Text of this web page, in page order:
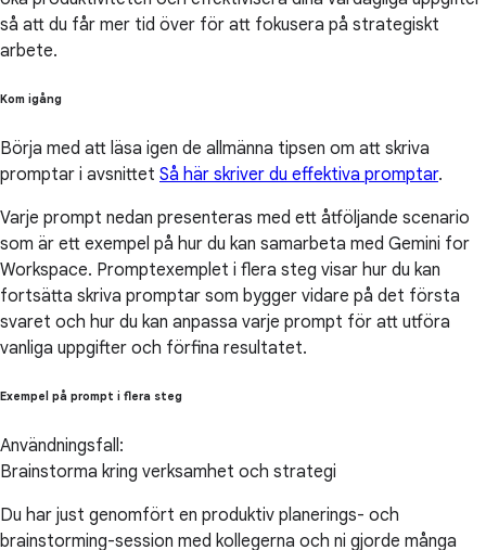
så att du får mer tid över för att fokusera på strategiskt
arbete.
Kom igång
Börja med att läsa igen de allmänna tipsen om att skriva
promptar i avsnittet Så här skriver du effektiva promptar.
Varje prompt nedan presenteras med ett åtföljande scenario
som är ett exempel på hur du kan samarbeta med Gemini for
Workspace. Promptexemplet i flera steg visar hur du kan
fortsätta skriva promptar som bygger vidare på det första
svaret och hur du kan anpassa varje prompt för att utföra
vanliga uppgifter och förfina resultatet.
Exempel på prompt i flera steg
Användningsfall:
Brainstorma kring verksamhet och strategi
Du har just genomfört en produktiv planerings- och
brainstorming-session med kollegerna och ni gjorde många